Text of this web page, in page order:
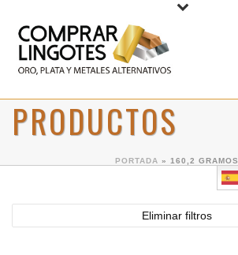
PRODUCTOS
PORTADA » 160,2 GRAMOS
Eliminar filtros